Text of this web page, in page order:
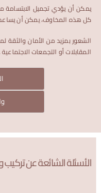
يمكن أن يؤدي تجميل
كل هذه المخاوف، يمكن أن يساعد
الشعور بمزيد من الأمان
المقابلات أو التجمعات الاجتماعية .
الأسئلة الشائعة عن